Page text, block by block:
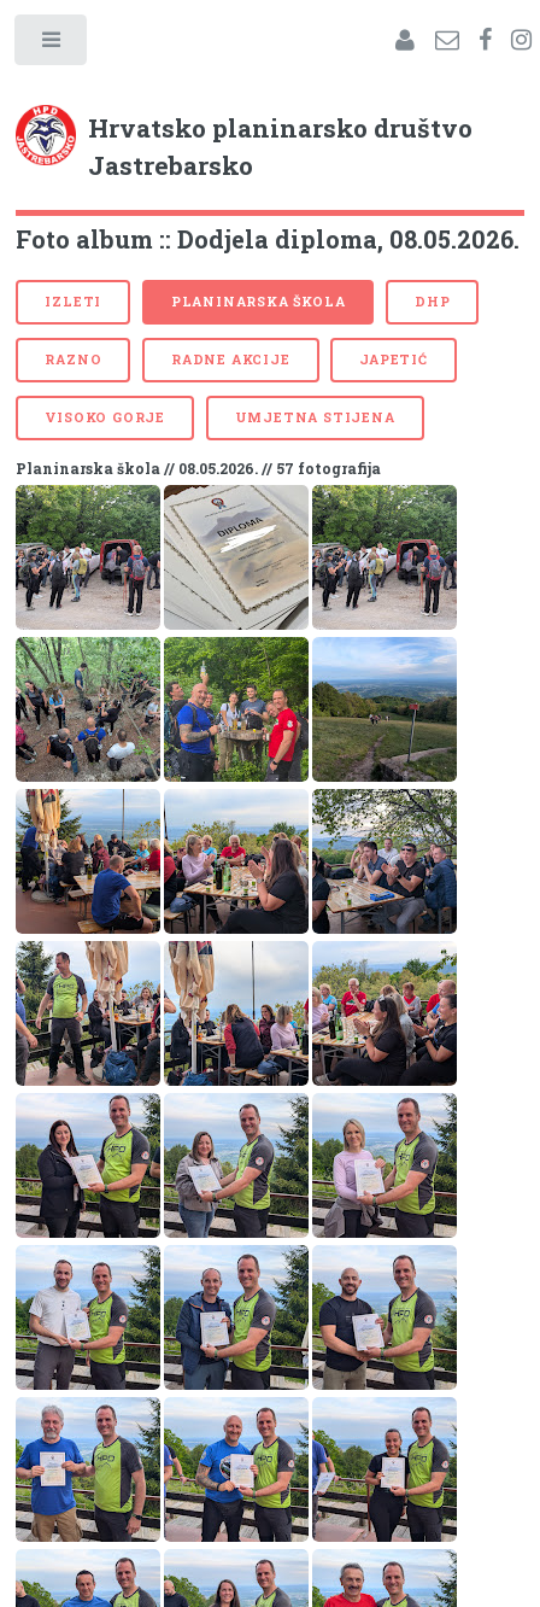
Hrvatsko planinarsko društvo
Jastrebarsko
Foto album :: Dodjela diploma, 08.05.2026.
IZLETI PLANINARSKA ŠKOLA DHP
RAZNO RADNE AKCIJE JAPETIĆ
VISOKO GORJE UMJETNA STIJENA
Planinarska škola // 08.05.2026. // 57 fotografija